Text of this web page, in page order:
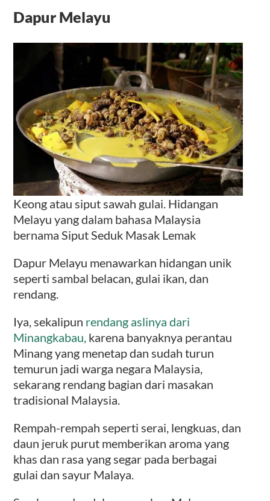
Dapur Melayu
Keong atau siput sawah gulai. Hidangan
Melayu yang dalam bahasa Malaysia
bernama Siput Seduk Masak Lemak
Dapur Melayu menawarkan hidangan unik
seperti sambal belacan, gulai ikan, dan
rendang.
Iya, sekalipun rendang aslinya dari
Minangkabau, karena banyaknya perantau
Minang yang menetap dan sudah turun
temurun jadi warga negara Malaysia,
sekarang rendang bagian dari masakan
tradisional Malaysia.
Rempah-rempah seperti serai, lengkuas, dan
daun jeruk purut memberikan aroma yang
khas dan rasa yang segar pada berbagai
gulai dan sayur Malaya.